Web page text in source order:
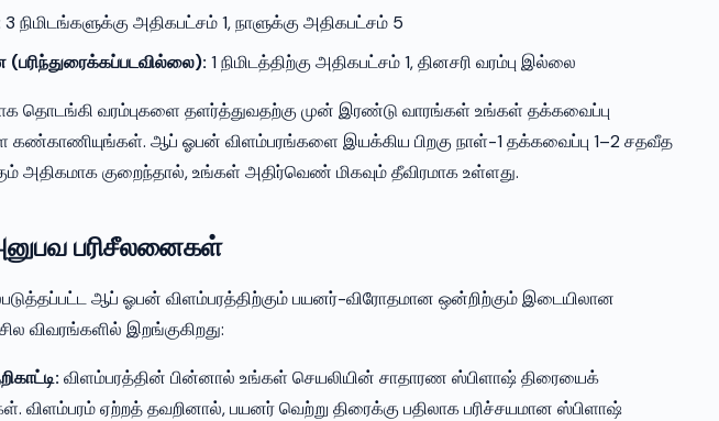
3 நிமிடங்களுக்கு அதிகபட்சம் 1, நாளுக்கு அதிகபட்சம் 5
(பரிந்துரைக்கப்படவில்லை): 1 நிமிடத்திற்கு அதிகபட்சம் 1, தினசரி வரம்பு இல்லை
தொடங்கி வரம்புகளை தளர்த்துவதற்கு முன் இரண்டு வாரங்கள் உங்கள் தக்கவைப்பு
ஆப் ஓபன் விளம்பரங்களை இயக்கிய பிறகு நாள்-1 தக்கவைப்பு 1–2 சதவீத
அதிகமாக குறைந்தால், உங்கள் அதிர்வெண் மிகவும் தீவிரமாக உள்ளது.
பரிசீலனைகள்
ஆப் ஓபன் விளம்பரத்திற்கும் பயனர்-விரோதமான ஒன்றிற்கும் இடையிலான
விவரங்களில் இறங்குகிறது:
விளம்பரத்தின் பின்னால் உங்கள் செயலியின் சாதாரண ஸ்பிளாஷ் திரையைக்
விளம்பரம் ஏற்றத் தவறினால், பயனர் வெற்று திரைக்கு பதிலாக பரிச்சயமான ஸ்பிளாஷ்